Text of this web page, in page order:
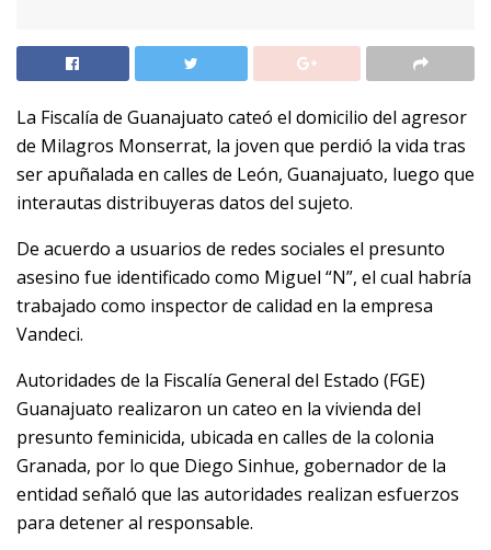
La Fiscalía de Guanajuato cateó el domicilio del agresor
de Milagros Monserrat, la joven que perdió la vida tras
ser apuñalada en calles de León, Guanajuato, luego que
interautas distribuyeras datos del sujeto.
De acuerdo a usuarios de redes sociales el presunto
asesino fue identificado como Miguel “N”, el cual habría
trabajado como inspector de calidad en la empresa
Vandeci.
Autoridades de la Fiscalía General del Estado (FGE)
Guanajuato realizaron un cateo en la vivienda del
presunto feminicida, ubicada en calles de la colonia
Granada, por lo que Diego Sinhue, gobernador de la
entidad señaló que las autoridades realizan esfuerzos
para detener al responsable.